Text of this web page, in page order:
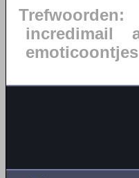
Trefwoorden:
incredimail
emoticoontjes